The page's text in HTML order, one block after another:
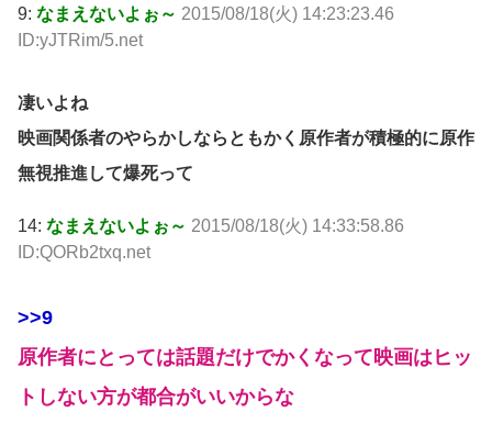
9: なまえないよぉ～ 2015/08/18(火) 14:23:23.46
ID:yJTRim/5.net
凄いよね
映画関係者のやらかしならともかく原作者が積極的に原作
無視推進して爆死って
14: なまえないよぉ～ 2015/08/18(火) 14:33:58.86
ID:QORb2txq.net
>>9
原作者にとっては話題だけでかくなって映画はヒッ
トしない方が都合がいいからな